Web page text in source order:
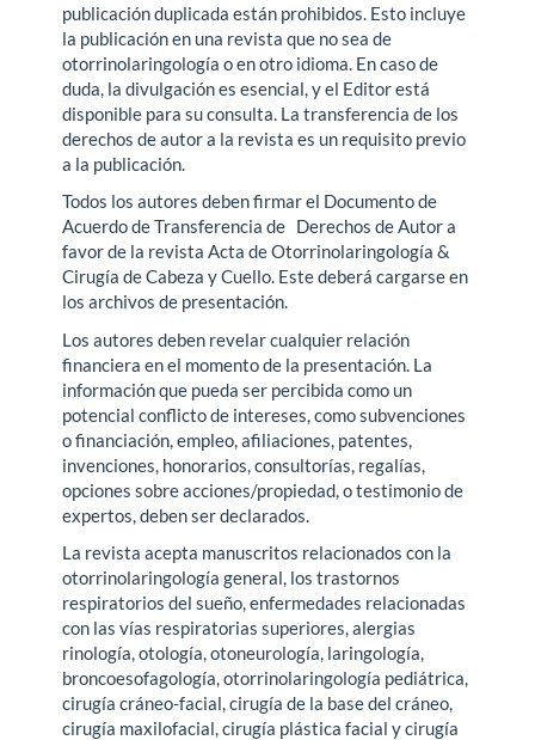
publicación duplicada están prohibidos. Esto incluye
la publicación en una revista que no sea de
otorrinolaringología o en otro idioma. En caso de
duda, la divulgación es esencial, y el Editor está
disponible para su consulta. La transferencia de los
derechos de autor a la revista es un requisito previo
a la publicación.
Todos los autores deben firmar el Documento de
Acuerdo de Transferencia de Derechos de Autor a
favor de la revista Acta de Otorrinolaringología &
Cirugía de Cabeza y Cuello. Este deberá cargarse en
los archivos de presentación.
Los autores deben revelar cualquier relación
financiera en el momento de la presentación. La
información que pueda ser percibida como un
potencial conflicto de intereses, como subvenciones
o financiación, empleo, afiliaciones, patentes,
invenciones, honorarios, consultorías, regalías,
opciones sobre acciones/propiedad, o testimonio de
expertos, deben ser declarados.
La revista acepta manuscritos relacionados con la
otorrinolaringología general, los trastornos
respiratorios del sueño, enfermedades relacionadas
con las vías respiratorias superiores, alergias
rinología, otología, otoneurología, laringología,
broncoesofagología, otorrinolaringología pediátrica,
cirugía cráneo-facial, cirugía de la base del cráneo,
cirugía maxilofacial, cirugía plástica facial y cirugía